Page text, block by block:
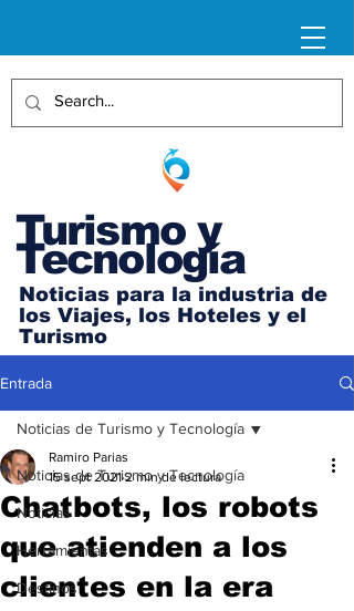
Turismo y
Tecnología
Noticias para la industria de
los Viajes, los Hoteles y el
Turismo
Entrada
Noticias de Turismo y Tecnología
Noticias
Herramientas
Destinos
Noticias de Turismo y Tecnología
Chatbots, los robots
que atienden a los
clientes en la era
Ramiro Parias
15 sept 2021 2 min de lectura